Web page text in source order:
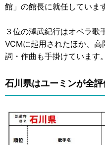
館」の館長に就任していま
３位の澤武紀行はオペラ
VCMに起用されたほか、
詞・作曲も手掛けています。
石川県はユーミンが全